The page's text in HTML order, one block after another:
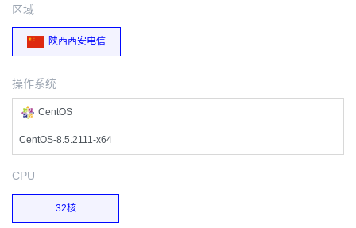
区域
陕西西安电信
操作系统
CentOS
CentOS-8.5.2111-x64
CPU
32核